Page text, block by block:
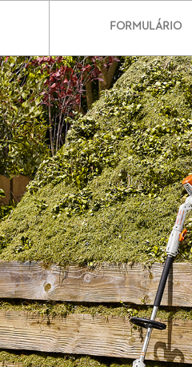
FORMULÁRIO